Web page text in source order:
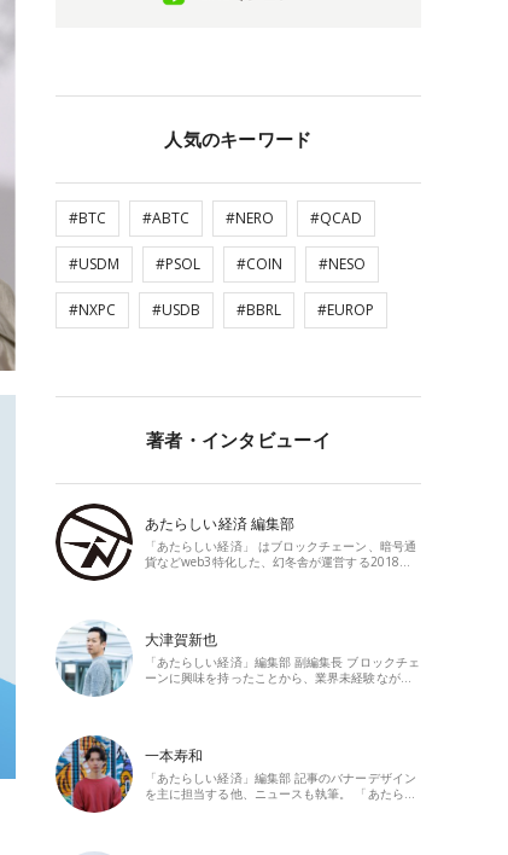
人気のキーワード
#BTC #ABTC #NERO #QCAD
#USDM #PSOL #COIN #NESO
#NXPC #USDB #BBRL #EUROP
著者・インタビューイ
あたらしい経済 編集部
「あたらしい経済」 はブロックチェーン、暗号通
貨などweb3特化した、幻冬舎が運営する2018…
大津賀新也
「あたらしい経済」編集部 副編集長 ブロックチェ
ーンに興味を持ったことから、業界未経験なが…
一本寿和
「あたらしい経済」編集部 記事のバナーデザイン
を主に担当する他、ニュースも執筆。 「あたら…